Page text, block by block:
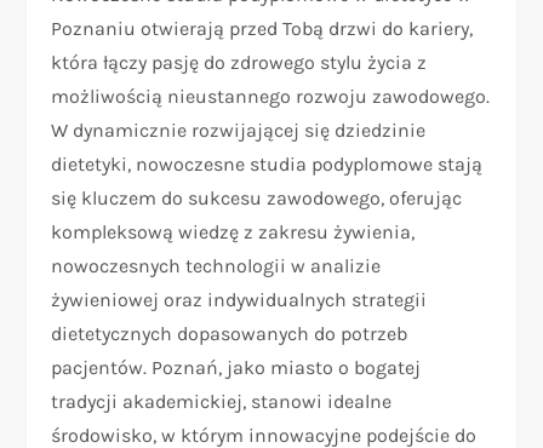
Poznaniu otwierają przed Tobą drzwi do kariery,
która łączy pasję do zdrowego stylu życia z
możliwością nieustannego rozwoju zawodowego.
W dynamicznie rozwijającej się dziedzinie
dietetyki, nowoczesne studia podyplomowe stają
się kluczem do sukcesu zawodowego, oferując
kompleksową wiedzę z zakresu żywienia,
nowoczesnych technologii w analizie
żywieniowej oraz indywidualnych strategii
dietetycznych dopasowanych do potrzeb
pacjentów. Poznań, jako miasto o bogatej
tradycji akademickiej, stanowi idealne
środowisko, w którym innowacyjne podejście do